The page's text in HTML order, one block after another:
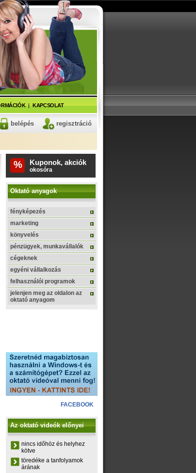
KAPCSOLAT
belépés regisztráció
% Kuponok, akciók
okosóra
Oktató anyagok
fényképezés
marketing
könyvelés
pénzügyek, munkavállalók
cégeknek
egyéni vállalkozás
felhasználói programok
jelenjen meg az oldalon az
oktató anyagom
FACEBOOK
Az oktató videók előnyei
nincs időhöz és helyhez
kötve
töredéke a tanfolyamok
árának